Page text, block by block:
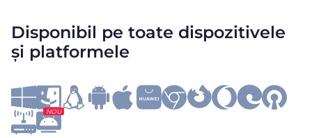
Disponibil pe toate dispozitivele
și platformele
NOU